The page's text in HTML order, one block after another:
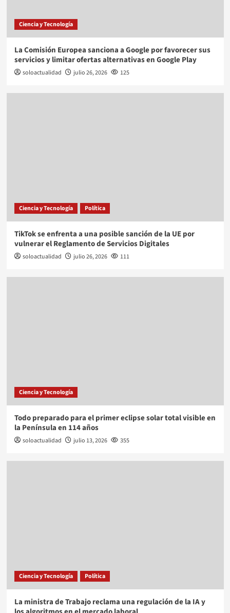
Ciencia y Tecnología
La Comisión Europea sanciona a Google por favorecer sus
servicios y limitar ofertas alternativas en Google Play
soloactualidad julio 26, 2026 125
Ciencia y Tecnología Política
TikTok se enfrenta a una posible sanción de la UE por
vulnerar el Reglamento de Servicios Digitales
soloactualidad julio 26, 2026 111
Ciencia y Tecnología
Todo preparado para el primer eclipse solar total visible en
la Península en 114 años
soloactualidad julio 13, 2026 355
Ciencia y Tecnología Política
La ministra de Trabajo reclama una regulación de la IA y